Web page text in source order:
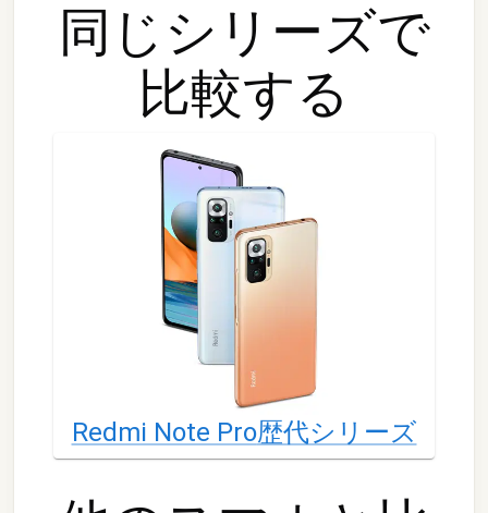
同じシリーズで
比較する
Redmi Note Pro歴代シリーズ